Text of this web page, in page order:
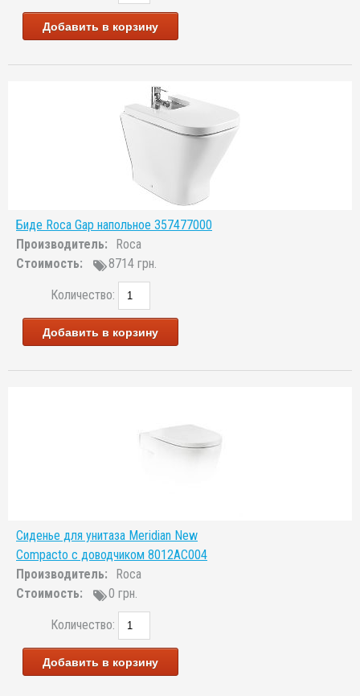
Добавить в корзину
Биде Roca Gap напольное 357477000
Производитель:
Roca
Стоимость:
8714 грн.
Количество:
Добавить в корзину
Сиденье для унитаза Meridian New
Compacto с доводчиком 8012AC004
Производитель:
Roca
Стоимость:
0 грн.
Количество:
Добавить в корзину